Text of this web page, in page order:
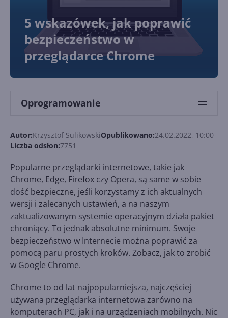
5 wskazówek, jak poprawić
bezpieczeństwo w
przeglądarce Chrome
Oprogramowanie
Autor:Krzysztof SulikowskiOpublikowano:24.02.2022, 10:00
Liczba odsłon:7751
Popularne przeglądarki internetowe, takie jak
Chrome, Edge, Firefox czy Opera, są same w sobie
dość bezpieczne, jeśli korzystamy z ich aktualnych
wersji i zalecanych ustawień, a na naszym
zaktualizowanym systemie operacyjnym działa pakiet
chroniący. To jednak absolutne minimum. Swoje
bezpieczeństwo w Internecie można poprawić za
pomocą paru prostych kroków. Zobacz, jak to zrobić
w Google Chrome.
Chrome to od lat najpopularniejsza, najczęściej
używana przeglądarka internetowa zarówno na
komputerach PC, jak i na urządzeniach mobilnych. Nic